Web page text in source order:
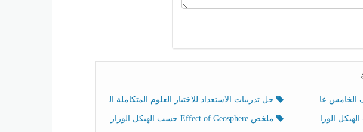
الثالث 2025-2026 حل تدريبات الاستعداد للاختبار العلوم المتكاملة الصف الخامس عام الفصل الثالث
ملخص Effect of Geosphere حسب الهيكل الوزاري العلوم المتكاملة الصف الخامس انسبير الفصل الثالث